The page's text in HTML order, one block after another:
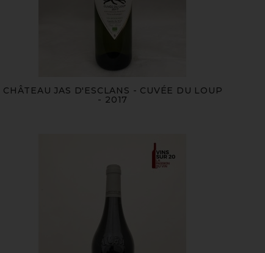
CHÂTEAU JAS D'ESCLANS - CUVÉE DU LOUP
- 2017